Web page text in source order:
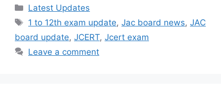
Categories
Latest Updates
Tags
1 to 12th exam update,Jac board news,JAC
board update, JCERT, Jcert exam
Leave a comment